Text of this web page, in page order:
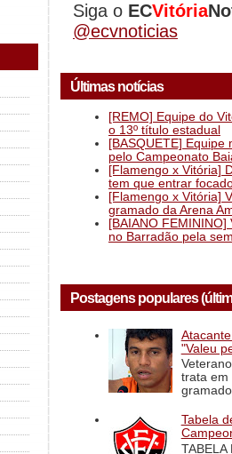
Siga o ECVitória
@ecvnoticias
Últimas notícias
[REMO] Equipe do
o 13º título estadual
[BASQUETE]
pelo Campeonato
[Flamengo x Vitória]
tem que entrar
[Flamengo x Vitória]
gramado da Arena
[BAIANO
no Barradão pela
Postagens populares
"Valeu
trata em
Tabela
TABELA